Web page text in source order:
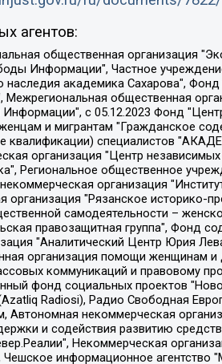
агентов:
историко-просветительское и правозащитное общество "Мемориал" (Рязанский Мемориал), Челябинский региональный орган общественной самодеятельности – женское общественное объединение "Женщины Евразии", Челябинский региональный орган общественной самодеятельности "Уральская правозащитная группа", Фонд содействия защите здоровья и социальной справедливости имени Андрея Рылькова, Автономная Некоммерческая Организация "Аналитический Центр Юрия Левады", Автономная некоммерческая организация социальной поддержки населения "Проект Апрель", Региональная общественная организация помощи женщинам и детям, находящимся в кризисной ситуации "Информационно-методический центр "Анна", Фонд содействия развитию массовых коммуникаций и правовому просвещению "Так-так-Так", Фонд содействия устойчивому развитию "Серебряная тайга", Свердловский региональный общественный фонд социальных проектов "Новое время", "Idel.Реалии", Кавказ.Реалии, Крым.Реалии, Телеканал Настоящее Время, Татаро-башкирская служба Радио Свобода (Azatliq Radiosi), Радио Свободная Европа/Радио Свобода (PCE/PC), "Сибирь.Реалии", "Фактограф", Благотворительный фонд помощи осужденным и их семьям, Автономная некоммерческая организация "Институт глобализации и социальных движений", Фонд "В защиту прав заключенных", Частное учреждение "Центр поддержки и содействия развитию средств массовой информации", Пензенский региональный общественный благотворительный фонд "Гражданский союз", "Север.Реалии", Некоммерческая организация Фонд "Правовая инициатива", Общество с ограниченной ответственностью "Радио Свободная Европа/Радио Свобода", Чешское информационное агентство "MEDIUM-ORIENT", Красноярская региональная общественная организация "Мы против СПИДа", Камалягин Денис Николаевич, Маркелов Сергей Евгеньевич, Пономарев Лев Александрович, Савицкая Людмила Алексеевна, Автономная некоммерческая организация "Центр по работе с проблемой насилия "НАСИЛИЮ.НЕТ", Межрегиональный профессиональный союз работников здравоохранения "Альянс врачей", Юридическое лицо, зарегистрированное в Латвийской Республике, SIA "Medusa Project" (регистрационный номер 40103797863, дата регистрации 10.06.2014), Некоммерческая организация "Фонд по борьбе с